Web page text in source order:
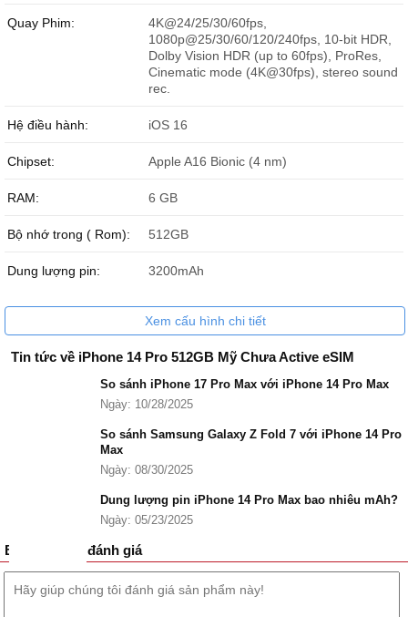
Quay Phim:
4K@24/25/30/60fps,
1080p@25/30/60/120/240fps, 10-bit HDR,
Dolby Vision HDR (up to 60fps), ProRes,
Cinematic mode (4K@30fps), stereo sound
rec.
Hệ điều hành: iOS 16
Chipset: Apple A16 Bionic (4 nm)
RAM: 6 GB
Bộ nhớ trong ( Rom): 512GB
Dung lượng pin: 3200mAh
Xem cấu hình chi tiết
Tin tức về iPhone 14 Pro 512GB Mỹ Chưa Active eSIM
So sánh iPhone 17 Pro Max với iPhone 14 Pro Max
Ngày: 10/28/2025
So sánh Samsung Galaxy Z Fold 7 với iPhone 14 Pro
Max
Ngày: 08/30/2025
Dung lượng pin iPhone 14 Pro Max bao nhiêu mAh?
Ngày: 05/23/2025
Bình luận và đánh giá